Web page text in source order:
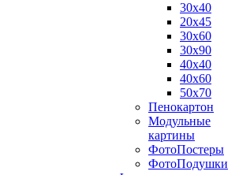
30х40
20х45
30х60
30х90
40х40
40х60
50х70
Пенокартон
Модульные
картины
ФотоПостеры
ФотоПодушки